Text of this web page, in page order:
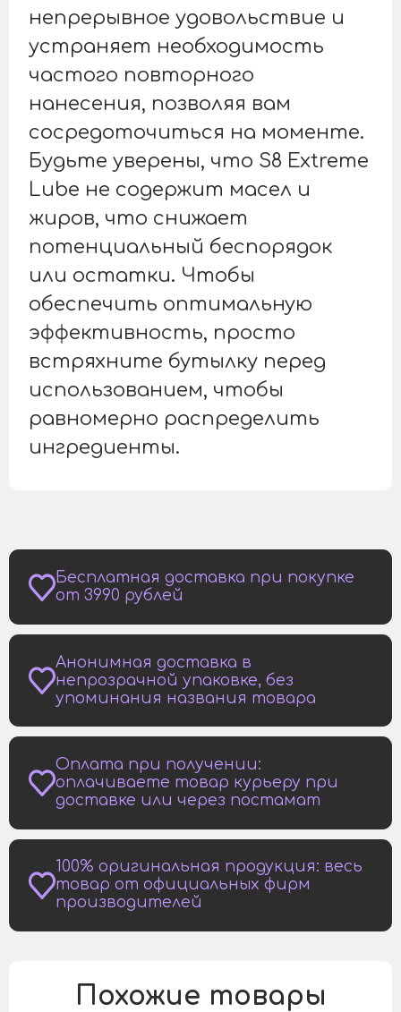
непрерывное удовольствие и
устраняет необходимость
частого повторного
нанесения, позволяя вам
сосредоточиться на моменте.
Будьте уверены, что S8 Extreme
Lube не содержит масел и
жиров, что снижает
потенциальный беспорядок
или остатки. Чтобы
обеспечить оптимальную
эффективность, просто
встряхните бутылку перед
использованием, чтобы
равномерно распределить
ингредиенты.
Бесплатная доставка при покупке
от 3990 рублей
Анонимная доставка в
непрозрачной упаковке, без
упоминания названия товара
Оплата при получении:
оплачиваете товар курьеру при
доставке или через постамат
100% оригинальная продукция: весь
товар от официальных фирм
производителей
Похожие товары